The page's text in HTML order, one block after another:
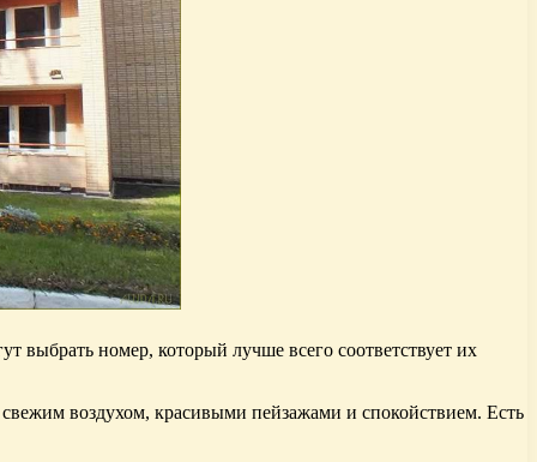
выбрать номер, который лучше всего соответствует их
воздухом, красивыми пейзажами и спокойствием. Есть